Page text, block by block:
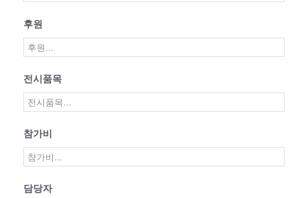
후원
전시품목
참가비
담당자